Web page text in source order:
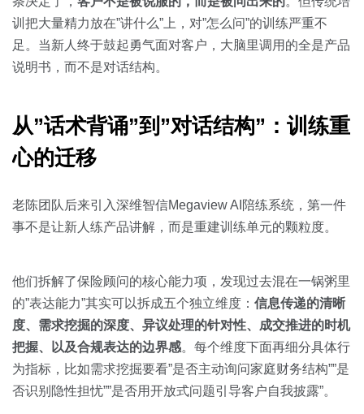
交易跟进
训把大量精力放在”讲什么”上，对”怎么问”的训练严重不
足。当新人终于鼓起勇气面对客户，大脑里调用的全是产品
说明书，而不是对话结构。
从”话术背诵”到”对话结构”：训练重
心的迁移
老陈团队后来引入深维智信Megaview AI陪练系统，第一件
事不是让新人练产品讲解，而是重建训练单元的颗粒度。
他们拆解了保险顾问的核心能力项，发现过去混在一锅粥里
的”表达能力”其实可以拆成五个独立维度： 信息传递的清晰
度、需求挖掘的深度、异议处理的针对性、成交推进的时机
把握、以及合规表达的边界感。每个维度下面再细分具体行
为指标，比如需求挖掘要看”是否主动询问家庭财务结构””是
否识别隐性担忧””是否用开放式问题引导客户自我披露”。